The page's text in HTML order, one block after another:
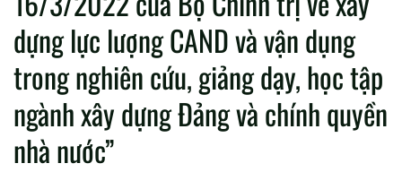
dựng lực lượng CAND và vận dụng
trong nghiên cứu, giảng dạy, học tập
ngành xây dựng Đảng và chính quyền
nhà nước”